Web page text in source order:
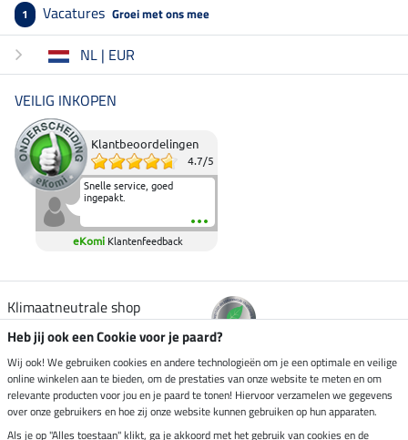
1 Vacatures Groei met ons mee
NL | EUR
VEILIG INKOPEN
Klantbeoordelingen
4.7/5
Snelle service, goed
ingepakt.
eKomi Klantenfeedback
Klimaatneutrale shop
Verzending per
Veilig betalen met
Heb jij ook een Cookie voor je paard?
Wij ook! We gebruiken cookies en andere technologieën om je een optimale en veilige
online winkelen aan te bieden, om de prestaties van onze website te meten en om
relevante producten voor jou en je paard te tonen! Hiervoor verzamelen we gegevens
over onze gebruikers en hoe zij onze website kunnen gebruiken op hun apparaten.
Als je op "Alles toestaan" klikt, ga je akkoord met het gebruik van cookies en de